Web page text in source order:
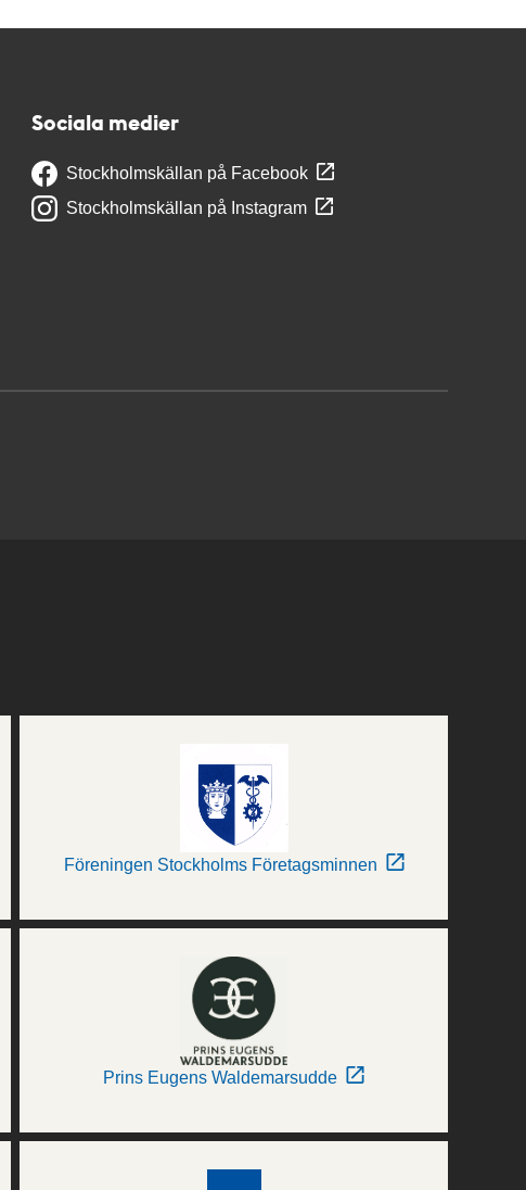
Sociala medier
Stockholmskällan på Facebook
Stockholmskällan på Instagram
Föreningen Stockholms Företagsminnen
Prins Eugens Waldemarsudde